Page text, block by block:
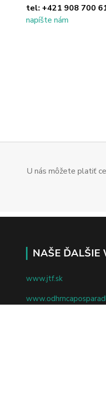
tel: +421 908 700
napíšte nám
U nás môžete platiť
NAŠE ĎALŠIE
www.jtf.sk